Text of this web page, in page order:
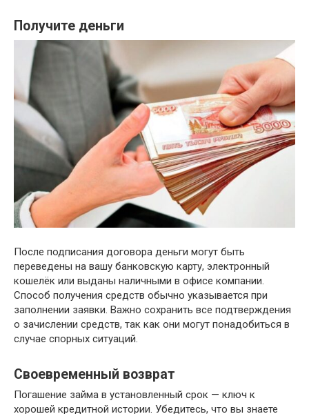
Получите деньги
После подписания договора деньги могут быть
переведены на вашу банковскую карту, электронный
кошелёк или выданы наличными в офисе компании.
Способ получения средств обычно указывается при
заполнении заявки. Важно сохранить все подтверждения
о зачислении средств, так как они могут понадобиться в
случае спорных ситуаций.
Своевременный возврат
Погашение займа в установленный срок — ключ к
хорошей кредитной истории. Убедитесь, что вы знаете